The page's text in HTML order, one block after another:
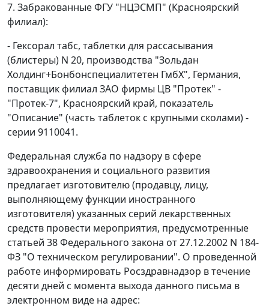
7. Забракованные ФГУ "НЦЭСМП" (Красноярский
филиал):
- Гексорал табс, таблетки для рассасывания
(блистеры) N 20, производства "Зольдан
Холдинг+Бонбонспециалитетен ГмбХ", Германия,
поставщик филиал ЗАО фирмы ЦВ "Протек" -
"Протек-7", Красноярский край, показатель
"Описание" (часть таблеток с крупными сколами) -
серии 9110041.
Федеральная служба по надзору в сфере
здравоохранения и социального развития
предлагает изготовителю (продавцу, лицу,
выполняющему функции иностранного
изготовителя) указанных серий лекарственных
средств провести мероприятия, предусмотренные
статьей 38 Федерального закона от 27.12.2002 N 184-
ФЗ "О техническом регулировании". О проведенной
работе информировать Росздравнадзор в течение
десяти дней с момента выхода данного письма в
электронном виде на адрес: